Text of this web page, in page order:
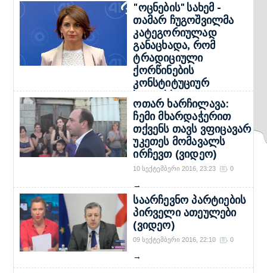
"ოცნების" სახემ -
თამარ ჩუგოშვილმა
კატეგორიულად
განაცხადა, რომ
ტრადიციული
ქორწინების
კონსტიტუციურ
სტატუსს
ეწინააღმდეგება“
11 სექტემბერი 2016, 17:54
→
ოთარ ხარჩილავა:
ჩემი მხარდაჭერით
თქვენს თავს ვფიცავარ
უკეთეს მომავალს
ირჩევთ (ვიდეო)
10 სექტემბერი 2016, 23:23 0
→
საარჩევნო პარტიების
პირველი ათეულები
(ვიდეო)
09 სექტემბერი 2016, 22:10 0
→